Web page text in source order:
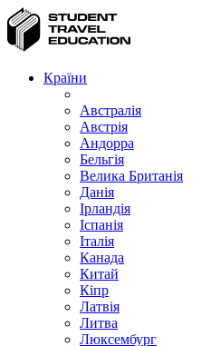
Країни
Австралія
Австрія
Андорра
Бельгія
Велика Британія
Данія
Ірландія
Іспанія
Італія
Канада
Китай
Кіпр
Латвія
Литва
Люксембург